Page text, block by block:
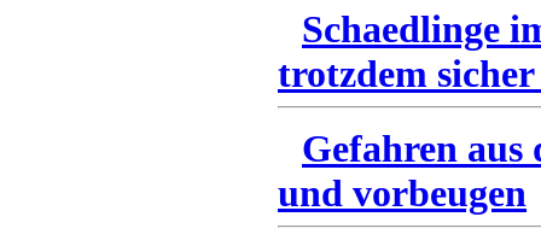
Schaedlinge
trotzdem
Gefahren
und vorbeugen